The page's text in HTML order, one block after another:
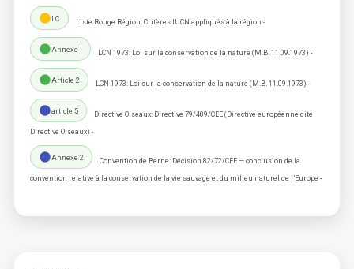
lensLC Liste Rouge Région: Critères IUCN appliqués à la région -
lensAnnexe I LCN 1973: Loi sur la conservation de la nature (M.B. 11.09.1973) -
lensArticle 2 LCN 1973: Loi sur la conservation de la nature (M.B. 11.09.1973) -
lensarticle 5 Directive Oiseaux: Directive 79/409/CEE (Directive européenne dite
Directive Oiseaux) -
lensAnnexe 2 Convention de Berne: Décision 82/72/CEE — conclusion de la
convention relative à la conservation de la vie sauvage et du milieu naturel de l’Europe -